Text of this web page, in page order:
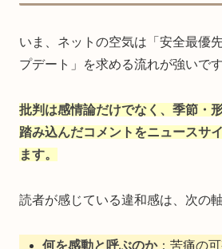
いま、ネットの空気は「安全最優
プデート」を求める流れが強いです
批判は感情論だけでなく、季節・
踏み込んだコメントをニュースサ
ます。
読者が感じている違和感は、次の
何を感動と呼ぶのか：苦痛の